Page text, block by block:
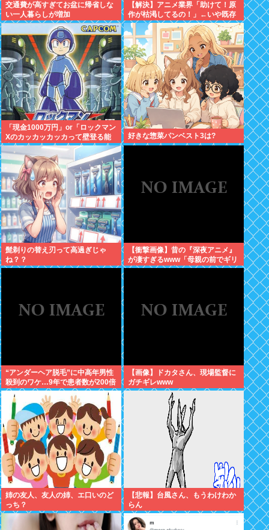
交通費が高すぎてお盆に帰省しな
い一人暮らしが増加
【解決】アニメ業界「助けて！原
作が枯渇してるの！」←いや既存
作品の2期やったら良いよね？
「現金1000万円」or「ロックマン
Xのカッカッカッカって壁登る能
力」
好きな惣菜パンベスト3は?
髭剃りの替え刃って高過ぎじゃ
ね？？
【衝撃画像】昔の『深夜アニメ』
が凄すぎるwww「母親の前でギリ
ギリ見れる深夜アニメ」がこち
“アンダーヘア脱毛”に中高年男性
殺到のワケ…9年で患者数が200倍
以上
【画像】ドカタさん、現場監督に
ガチギレwww
姉の友人、友人の姉、エ口いのど
っち？
【悲報】台風さん、もうわけわか
らん